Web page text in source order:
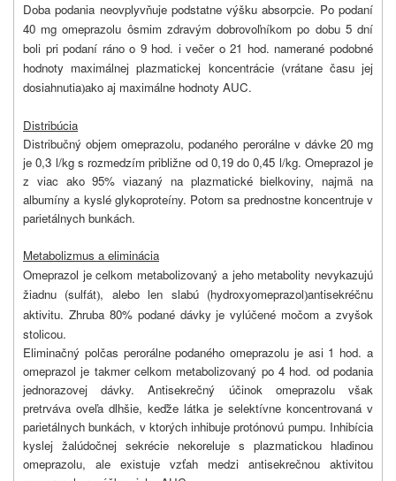
Doba podania neovplyvňuje podstatne výšku absorpcie. Po podaní
40 mg omeprazolu ôsmim zdravým dobrovoľníkom po dobu 5 dní
boli pri podaní ráno o 9 hod. i večer o 21 hod. namerané podobné
hodnoty maximálnej plazmatickej koncentrácie (vrátane času jej
dosiahnutia)ako aj maximálne hodnoty AUC.
Distribúcia
Distribučný objem omeprazolu, podaného perorálne v dávke 20 mg
je 0,3 l/kg s rozmedzím približne od 0,19 do 0,45 l/kg. Omeprazol je
z viac ako 95% viazaný na plazmatické bielkoviny, najmä na
albumíny a kyslé glykoproteíny. Potom sa prednostne koncentruje v
parietálnych bunkách.
Metabolizmus a eliminácia
Omeprazol je celkom metabolizovaný a jeho metabolity nevykazujú
žiadnu (sulfát), alebo len slabú (hydroxyomeprazol)antisekréčnu
aktivitu. Zhruba 80% podané dávky je vylúčené močom a zvyšok
stolicou.
Eliminačný polčas perorálne podaného omeprazolu je asi 1 hod. a
omeprazol je takmer celkom metabolizovaný po 4 hod. od podania
jednorazovej dávky. Antisekrečný účinok omeprazolu však
pretrváva oveľa dlhšie, keďže látka je selektívne koncentrovaná v
parietálnych bunkách, v ktorých inhibuje protónovú pumpu. Inhibícia
kyslej žalúdočnej sekrécie nekoreluje s plazmatickou hladinou
omeprazolu, ale existuje vzťah medzi antisekrečnou aktivitou